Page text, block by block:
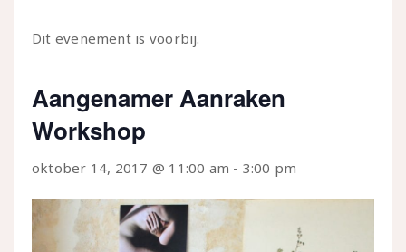
Dit evenement is voorbij.
Aangenamer Aanraken
Workshop
oktober 14, 2017 @ 11:00 am - 3:00 pm